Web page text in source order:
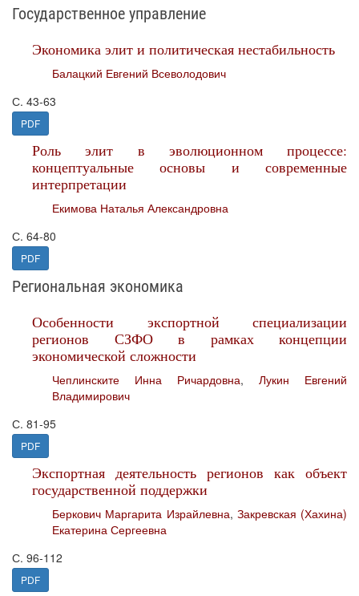
Государственное управление
Экономика элит и политическая нестабильность
Балацкий Евгений Всеволодович
С. 43-63
PDF
Роль элит в эволюционном процессе:
концептуальные основы и современные
интерпретации
Екимова Наталья Александровна
С. 64-80
PDF
Региональная экономика
Особенности экспортной специализации
регионов СЗФО в рамках концепции
экономической сложности
Чеплинските Инна Ричардовна, Лукин Евгений
Владимирович
С. 81-95
PDF
Экспортная деятельность регионов как объект
государственной поддержки
Беркович Маргарита Израйлевна, Закревская (Хахина)
Екатерина Сергеевна
С. 96-112
PDF